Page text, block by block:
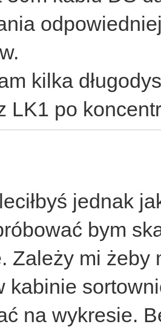
kilka
LK1 po
jednak
bym
Zależy mi
kabinie
na wykresie.